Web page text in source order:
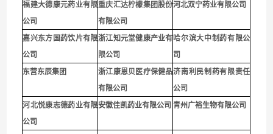
福建大德康元药业有限
公司
重庆汇达柠檬集团股份
有限公司
河北双宁药业有限公司
嘉兴东方国药饮片有限
公司
浙江知元堂健康产业有
限公司
哈尔滨大中制药有限公
司
东营东辰集团
浙江康恩贝医疗保健品
有限公司
济南利民制药有限责任
公司
河北悦康志德药业有限
公司
安徽佳凯药业有限公司 青州广裕生物有限公司